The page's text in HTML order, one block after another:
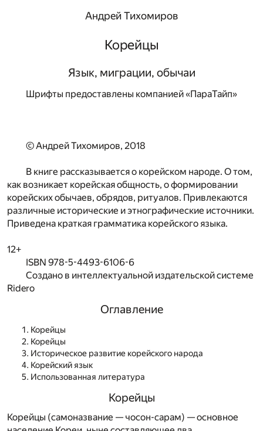
Андрей Тихомиров
Корейцы
Язык, миграции, обычаи
Шрифты предоставлены компанией «ПараТайп»
© Андрей Тихомиров, 2018
В книге рассказывается о корейском народе. О том,
как возникает корейская общность, о формировании
корейских обычаев, обрядов, ритуалов. Привлекаются
различные исторические и этнографические источники.
Приведена краткая грамматика корейского языка.
12+
ISBN 978-5-4493-6106-6
Создано в интеллектуальной издательской системе
Ridero
Оглавление
Корейцы
Корейцы
Историческое развитие корейского народа
Корейский язык
Использованная литература
Корейцы
Корейцы (самоназвание — чосон-сарам) — основное